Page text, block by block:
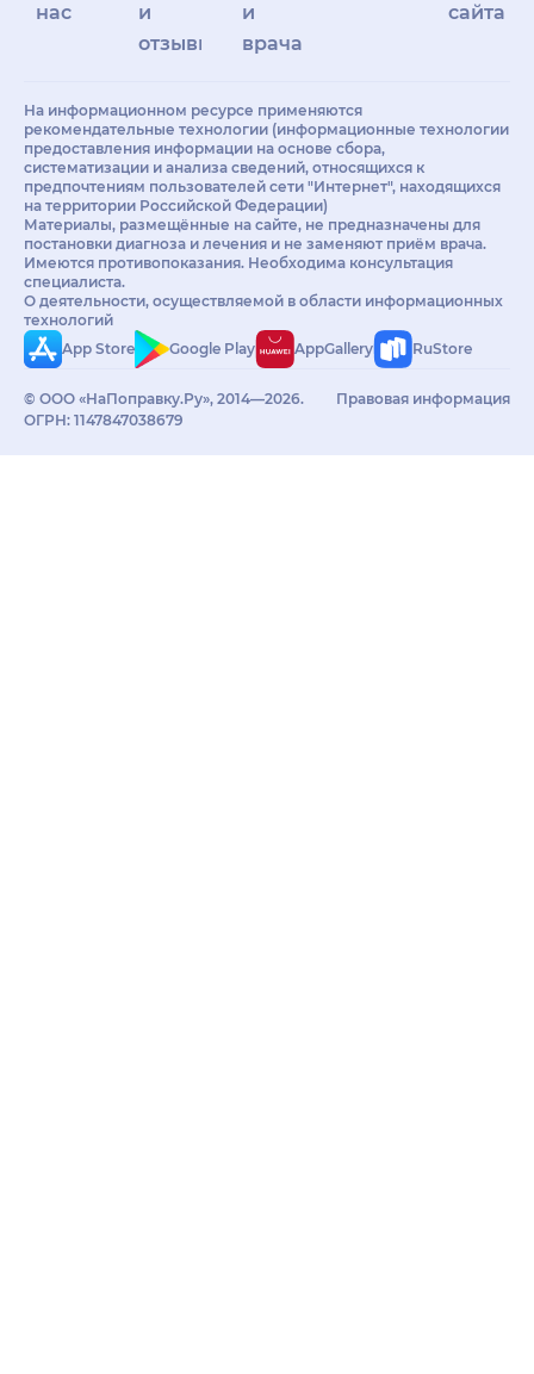
нас
и
отзывы
и
врачам
сайта
На информационном ресурсе применяются
рекомендательные технологии (информационные технологии
предоставления информации на основе сбора,
систематизации и анализа сведений, относящихся к
предпочтениям пользователей сети "Интернет", находящихся
на территории Российской Федерации)
Материалы, размещённые на сайте, не предназначены для
постановки диагноза и лечения и не заменяют приём врача.
Имеются противопоказания. Необходима консультация
специалиста.
О деятельности, осуществляемой в области информационных
технологий
App Store
Google Play AppGallery RuStore
© ООО «НаПоправку.Ру», 2014—2026.
ОГРН: 1147847038679
Правовая информация